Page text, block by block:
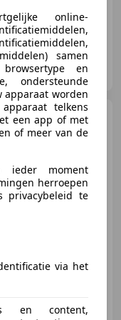
20081.2 VTi Allure
online-
samen
en
ondersteunde
apparaat worden
telkens
een app of met
of meer van de
ieder moment
herroepen
privacybeleid te
via het
en content,